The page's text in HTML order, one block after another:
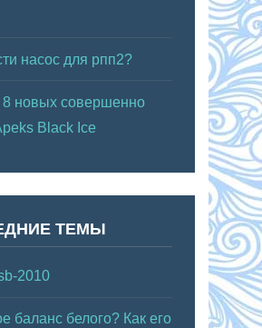
насос для рпп2?
новых совершенно
Black Ice
ТЕМЫ
2010
баланс белого? Как его